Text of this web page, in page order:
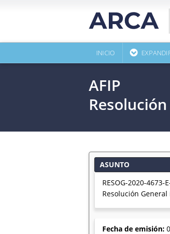
INICIO
AFIP
ASUNTO
RESOG-2020-
Resolución
Fecha de emisión: